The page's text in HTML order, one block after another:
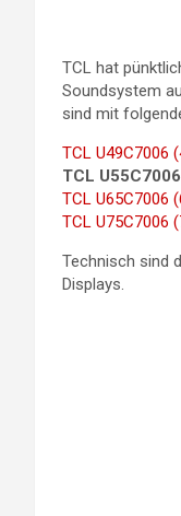
TCL hat
Soundsystem
sind mit
TCL U49C7006
TCL
TCL U65C7006
TCL U75C7006
Technisch sind
Displays.